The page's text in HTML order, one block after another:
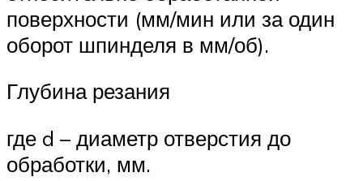
поверхности (мм/мин или за один
оборот шпинделя в мм/об).
Глубина резания
где d – диаметр отверстия до
обработки, мм.